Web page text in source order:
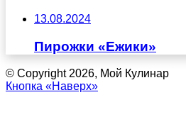
13.08.2024
Пирожки «Ежики»
© Copyright 2026, Мой Кулинар
Кнопка «Наверх»